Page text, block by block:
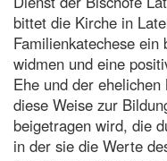
bittet die Kirche in
Familienkatechese ein
widmen und eine
Ehe und der
diese Weise zur
beigetragen wird, die
in der sie die Werte